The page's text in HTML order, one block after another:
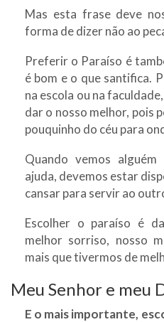
Mas esta frase deve
forma de dizer não ao
Preferir o Paraíso é
é bom e o que santifica.
na escola ou na
dar o nosso melhor, pois
pouquinho do céu para
Quando vemos alguém
ajuda, devemos estar
cansar para servir ao
Escolher o paraíso é
melhor sorriso, nosso
mais que tivermos de
Meu Senhor e meu
E o mais importante,